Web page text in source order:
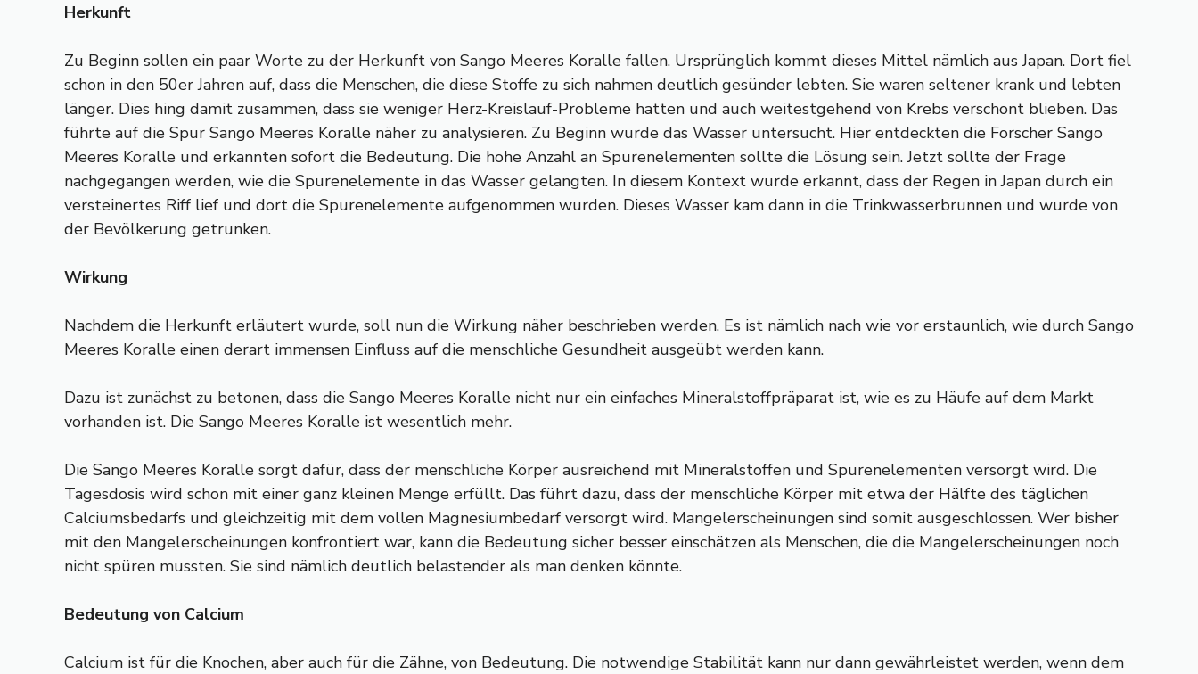
Herkunft
Zu Beginn sollen ein paar Worte zu der Herkunft von Sango Meeres Koralle fallen. Ursprünglich kommt dieses Mittel nämlich aus Japan. Dort fiel
schon in den 50er Jahren auf, dass die Menschen, die diese Stoffe zu sich nahmen deutlich gesünder lebten. Sie waren seltener krank und lebten
länger. Dies hing damit zusammen, dass sie weniger Herz-Kreislauf-Probleme hatten und auch weitestgehend von Krebs verschont blieben. Das
führte auf die Spur Sango Meeres Koralle näher zu analysieren. Zu Beginn wurde das Wasser untersucht. Hier entdeckten die Forscher Sango
Meeres Koralle und erkannten sofort die Bedeutung. Die hohe Anzahl an Spurenelementen sollte die Lösung sein. Jetzt sollte der Frage
nachgegangen werden, wie die Spurenelemente in das Wasser gelangten. In diesem Kontext wurde erkannt, dass der Regen in Japan durch ein
versteinertes Riff lief und dort die Spurenelemente aufgenommen wurden. Dieses Wasser kam dann in die Trinkwasserbrunnen und wurde von
der Bevölkerung getrunken.
Wirkung
Nachdem die Herkunft erläutert wurde, soll nun die Wirkung näher beschrieben werden. Es ist nämlich nach wie vor erstaunlich, wie durch Sango
Meeres Koralle einen derart immensen Einfluss auf die menschliche Gesundheit ausgeübt werden kann.
Dazu ist zunächst zu betonen, dass die Sango Meeres Koralle nicht nur ein einfaches Mineralstoffpräparat ist, wie es zu Häufe auf dem Markt
vorhanden ist. Die Sango Meeres Koralle ist wesentlich mehr.
Die Sango Meeres Koralle sorgt dafür, dass der menschliche Körper ausreichend mit Mineralstoffen und Spurenelementen versorgt wird. Die
Tagesdosis wird schon mit einer ganz kleinen Menge erfüllt. Das führt dazu, dass der menschliche Körper mit etwa der Hälfte des täglichen
Calciumsbedarfs und gleichzeitig mit dem vollen Magnesiumbedarf versorgt wird. Mangelerscheinungen sind somit ausgeschlossen. Wer bisher
mit den Mangelerscheinungen konfrontiert war, kann die Bedeutung sicher besser einschätzen als Menschen, die die Mangelerscheinungen noch
nicht spüren mussten. Sie sind nämlich deutlich belastender als man denken könnte.
Bedeutung von Calcium
Calcium ist für die Knochen, aber auch für die Zähne, von Bedeutung. Die notwendige Stabilität kann nur dann gewährleistet werden, wenn dem